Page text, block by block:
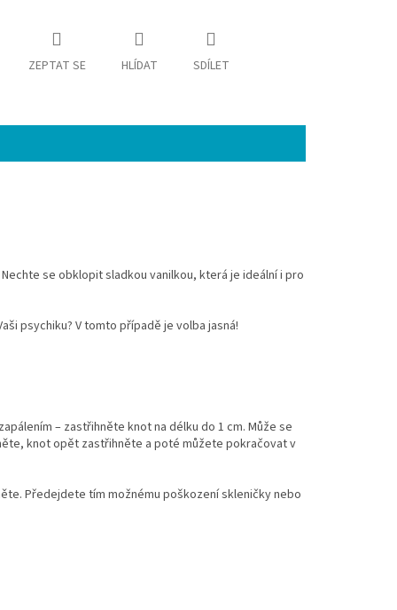
ZEPTAT SE HLÍDAT SDÍLET
se obklopit sladkou vanilkou, která je ideální i pro
psychiku? V tomto případě je volba jasná!
– zastřihněte knot na délku do 1 cm. Může se
knot opět zastřihněte a poté můžete pokračovat v
Předejdete tím možnému poškození skleničky nebo